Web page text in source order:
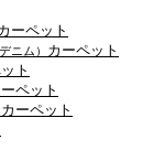
ーペット
ニム） カーペット
ト
ペット
ーペット